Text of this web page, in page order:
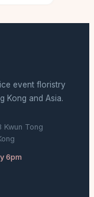
event floristry
Kong and Asia.
Kwun Tong
6pm